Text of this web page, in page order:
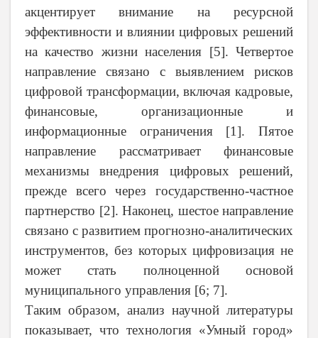
акцентирует внимание на ресурсной
эффективности и влиянии цифровых решений
на качество жизни населения [5]. Четвертое
направление связано с выявлением рисков
цифровой трансформации, включая кадровые,
финансовые, организационные и
информационные ограничения [1]. Пятое
направление рассматривает финансовые
механизмы внедрения цифровых решений,
прежде всего через государственно-частное
партнерство [2]. Наконец, шестое направление
связано с развитием прогнозно-аналитических
инструментов, без которых цифровизация не
может стать полноценной основой
муниципального управления [6; 7].
Таким образом, анализ научной литературы
показывает, что технология «Умный город»